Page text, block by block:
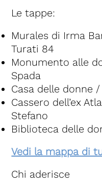
Le tappe:
Murales di Irma
Turati 84
Monumento alle
Spada
Casa delle donne /
Cassero dell’ex
Stefano
Biblioteca delle
Vedi la mappa di
Chi aderisce